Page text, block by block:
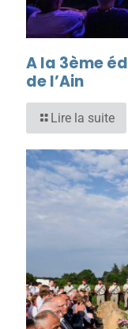
A la 3ème
de l’Ain
Lire la suite